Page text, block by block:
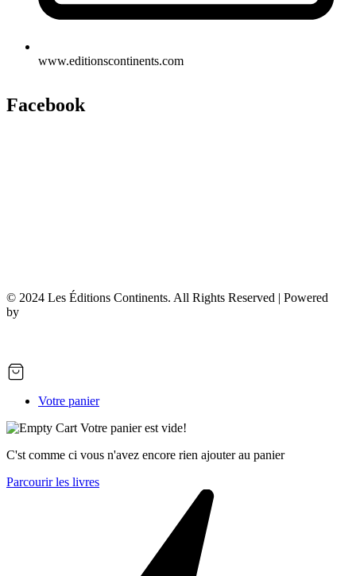
www.editionscontinents.com
Facebook
© 2024 Les Éditions Continents. All Rights Reserved | Powered
by
Votre panier
Votre panier est vide!
C'st comme ci vous n'avez encore rien ajouter au panier
Parcourir les livres